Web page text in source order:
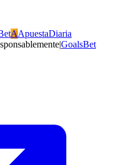
AApuestaDiaria
|GoalsBet